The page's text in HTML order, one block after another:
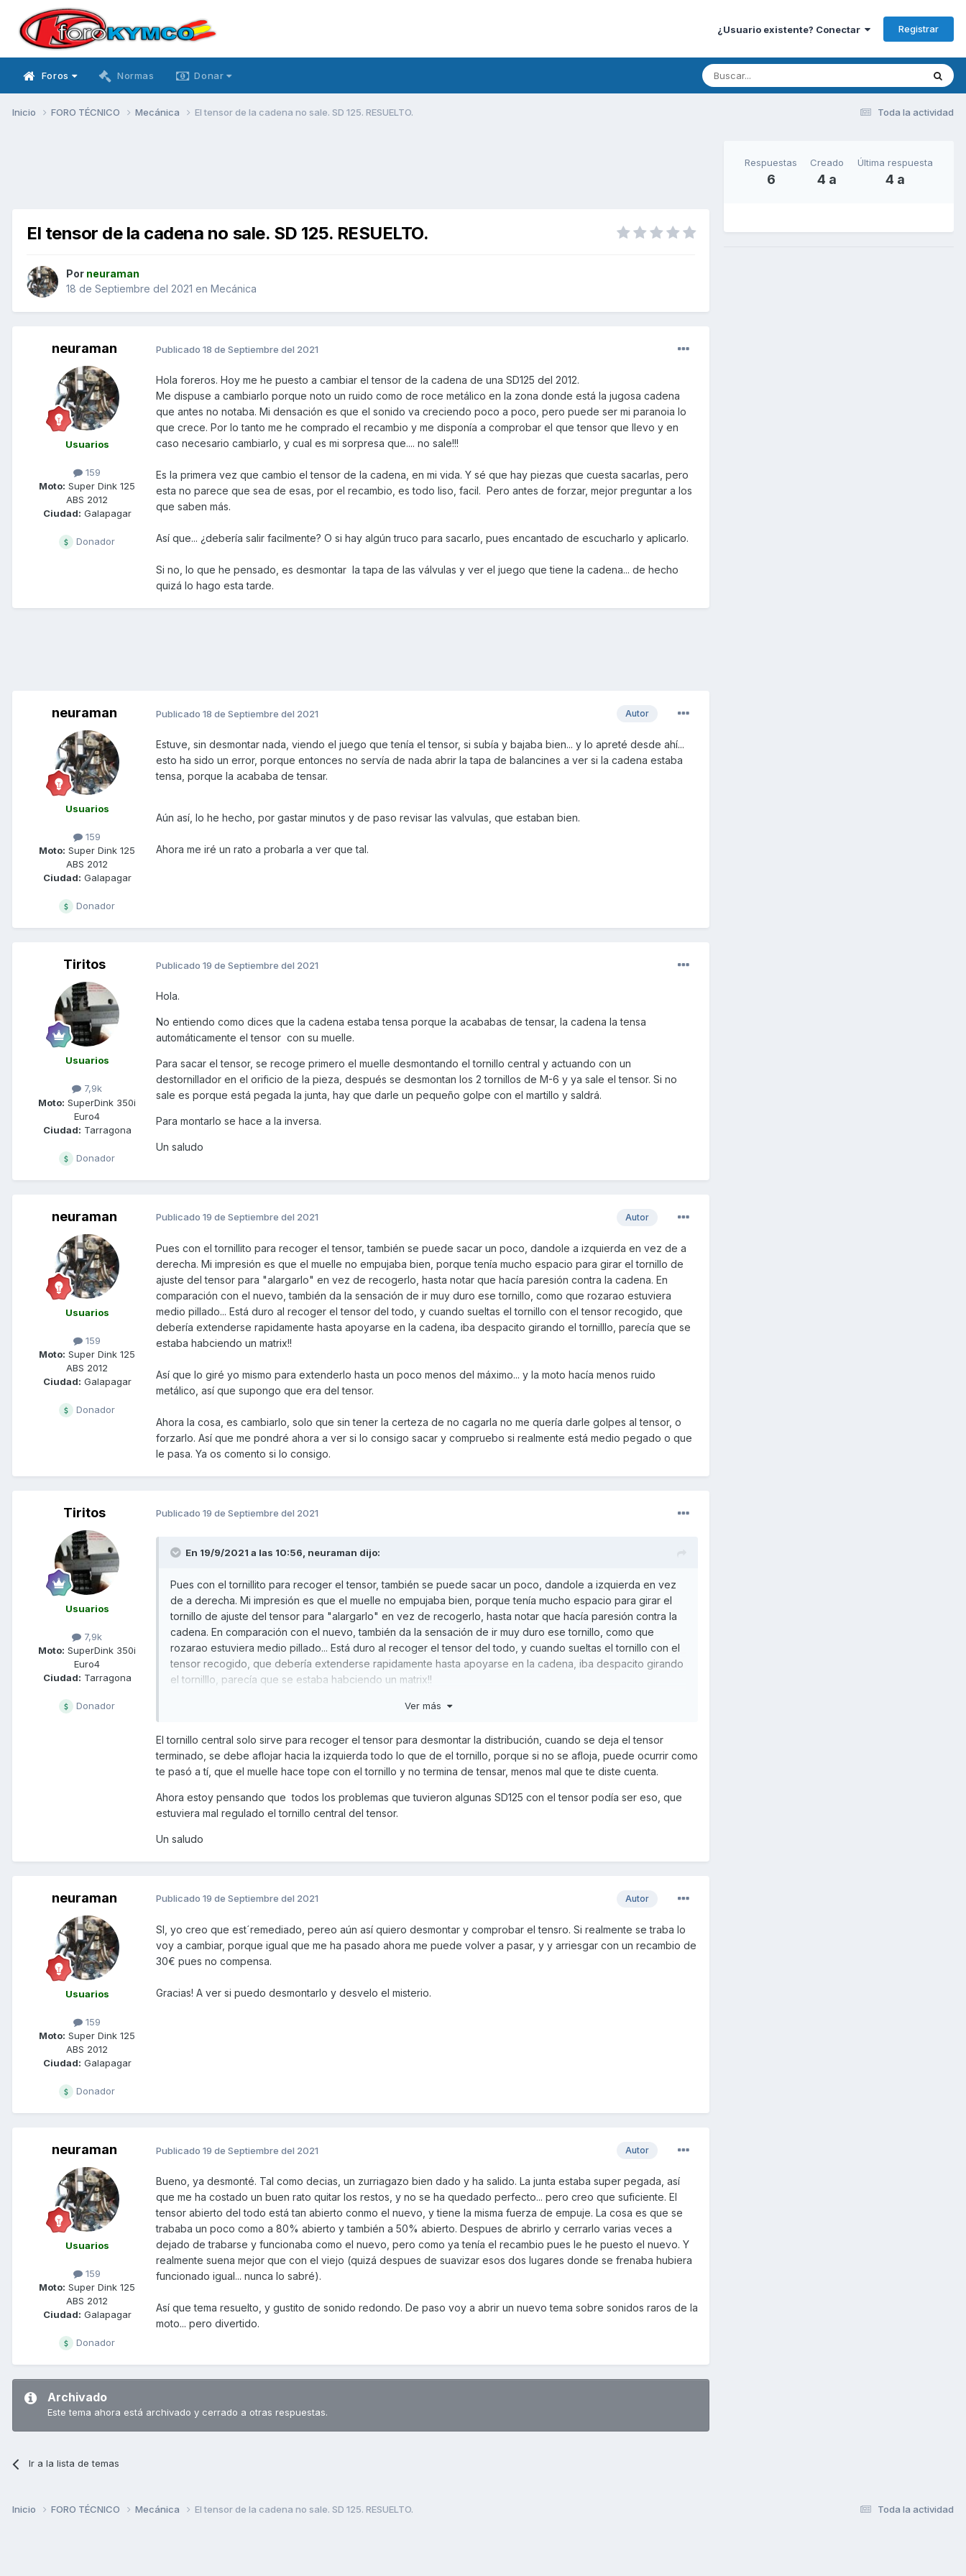
¿Usuario existente? Conectar Registrar
Foros Normas Donar
Toda la actividad
Inicio FORO TÉCNICO Mecánica El tensor de la cadena no sale. SD 125. RESUELTO.
El tensor de la cadena no sale. SD 125. RESUELTO.
Por neuraman
18 de Septiembre del 2021 en Mecánica
neuraman
Usuarios
159
Moto: Super Dink 125
ABS 2012
Ciudad: Galapagar
Donador
Publicado 18 de Septiembre del 2021
Hola foreros. Hoy me he puesto a cambiar el tensor de la cadena de una SD125 del 2012.
Me dispuse a cambiarlo porque noto un ruido como de roce metálico en la zona donde está la jugosa cadena
que antes no notaba. Mi densación es que el sonido va creciendo poco a poco, pero puede ser mi paranoia lo
que crece. Por lo tanto me he comprado el recambio y me disponía a comprobar el que tensor que llevo y en
caso necesario cambiarlo, y cual es mi sorpresa que.... no sale!!!
Es la primera vez que cambio el tensor de la cadena, en mi vida. Y sé que hay piezas que cuesta sacarlas, pero
esta no parece que sea de esas, por el recambio, es todo liso, facil. Pero antes de forzar, mejor preguntar a los
que saben más.
Así que... ¿debería salir facilmente? O si hay algún truco para sacarlo, pues encantado de escucharlo y aplicarlo.
Si no, lo que he pensado, es desmontar la tapa de las válvulas y ver el juego que tiene la cadena... de hecho
quizá lo hago esta tarde.
neuraman
Usuarios
159
Moto: Super Dink 125
ABS 2012
Ciudad: Galapagar
Donador
Autor
Publicado 18 de Septiembre del 2021
Estuve, sin desmontar nada, viendo el juego que tenía el tensor, si subía y bajaba bien... y lo apreté desde ahí...
esto ha sido un error, porque entonces no servía de nada abrir la tapa de balancines a ver si la cadena estaba
tensa, porque la acababa de tensar.
Aún así, lo he hecho, por gastar minutos y de paso revisar las valvulas, que estaban bien.
Ahora me iré un rato a probarla a ver que tal.
Tiritos
Usuarios
7,9k
Moto: SuperDink 350i
Euro4
Ciudad: Tarragona
Donador
Publicado 19 de Septiembre del 2021
Hola.
No entiendo como dices que la cadena estaba tensa porque la acababas de tensar, la cadena la tensa
automáticamente el tensor con su muelle.
Para sacar el tensor, se recoge primero el muelle desmontando el tornillo central y actuando con un
destornillador en el orificio de la pieza, después se desmontan los 2 tornillos de M-6 y ya sale el tensor. Si no
sale es porque está pegada la junta, hay que darle un pequeño golpe con el martillo y saldrá.
Para montarlo se hace a la inversa.
Un saludo
neuraman
Usuarios
159
Moto: Super Dink 125
ABS 2012
Ciudad: Galapagar
Donador
Autor
Publicado 19 de Septiembre del 2021
Pues con el tornillito para recoger el tensor, también se puede sacar un poco, dandole a izquierda en vez de a
derecha. Mi impresión es que el muelle no empujaba bien, porque tenía mucho espacio para girar el tornillo de
ajuste del tensor para "alargarlo" en vez de recogerlo, hasta notar que hacía paresión contra la cadena. En
comparación con el nuevo, también da la sensación de ir muy duro ese tornillo, como que rozarao estuviera
medio pillado... Está duro al recoger el tensor del todo, y cuando sueltas el tornillo con el tensor recogido, que
debería extenderse rapidamente hasta apoyarse en la cadena, iba despacito girando el tornilllo, parecía que se
estaba habciendo un matrix!!
Así que lo giré yo mismo para extenderlo hasta un poco menos del máximo... y la moto hacía menos ruido
metálico, así que supongo que era del tensor.
Ahora la cosa, es cambiarlo, solo que sin tener la certeza de no cagarla no me quería darle golpes al tensor, o
forzarlo. Así que me pondré ahora a ver si lo consigo sacar y compruebo si realmente está medio pegado o que
le pasa. Ya os comento si lo consigo.
Tiritos
Usuarios
7,9k
Moto: SuperDink 350i
Euro4
Ciudad: Tarragona
Donador
Publicado 19 de Septiembre del 2021
En 19/9/2021 a las 10:56, neuraman dijo:
Pues con el tornillito para recoger el tensor, también se puede sacar un poco, dandole a izquierda en vez
de a derecha. Mi impresión es que el muelle no empujaba bien, porque tenía mucho espacio para girar el
tornillo de ajuste del tensor para "alargarlo" en vez de recogerlo, hasta notar que hacía paresión contra la
cadena. En comparación con el nuevo, también da la sensación de ir muy duro ese tornillo, como que
rozarao estuviera medio pillado... Está duro al recoger el tensor del todo, y cuando sueltas el tornillo con el
tensor recogido, que debería extenderse rapidamente hasta apoyarse en la cadena, iba despacito girando
el tornilllo, parecía que se estaba habciendo un matrix!!
Así que lo giré yo mismo para extenderlo hasta un poco menos del máximo... y la moto hacía menos ruido
Ahora la cosa, es cambiarlo, solo que sin tener la certeza de no cagarla no me quería darle golpes al tensor,
o forzarlo. Así que me pondré ahora a ver si lo consigo sacar y compruebo si realmente está medio pegado
Ver más
El tornillo central solo sirve para recoger el tensor para desmontar la distribución, cuando se deja el tensor
terminado, se debe aflojar hacia la izquierda todo lo que de el tornillo, porque si no se afloja, puede ocurrir como
te pasó a tí, que el muelle hace tope con el tornillo y no termina de tensar, menos mal que te diste cuenta.
Ahora estoy pensando que todos los problemas que tuvieron algunas SD125 con el tensor podía ser eso, que
estuviera mal regulado el tornillo central del tensor.
Un saludo
neuraman
Usuarios
159
Moto: Super Dink 125
ABS 2012
Ciudad: Galapagar
Donador
Autor
Publicado 19 de Septiembre del 2021
SI, yo creo que est´remediado, pereo aún así quiero desmontar y comprobar el tensro. Si realmente se traba lo
voy a cambiar, porque igual que me ha pasado ahora me puede volver a pasar, y y arriesgar con un recambio de
30€ pues no compensa.
Gracias! A ver si puedo desmontarlo y desvelo el misterio.
neuraman
Usuarios
159
Moto: Super Dink 125
ABS 2012
Ciudad: Galapagar
Donador
Autor
Publicado 19 de Septiembre del 2021
Bueno, ya desmonté. Tal como decias, un zurriagazo bien dado y ha salido. La junta estaba super pegada, así
que me ha costado un buen rato quitar los restos, y no se ha quedado perfecto... pero creo que suficiente. El
tensor abierto del todo está tan abierto conmo el nuevo, y tiene la misma fuerza de empuje. La cosa es que se
trababa un poco como a 80% abierto y también a 50% abierto. Despues de abrirlo y cerrarlo varias veces a
dejado de trabarse y funcionaba como el nuevo, pero como ya tenía el recambio pues le he puesto el nuevo. Y
realmente suena mejor que con el viejo (quizá despues de suavizar esos dos lugares donde se frenaba hubiera
funcionado igual... nunca lo sabré).
Así que tema resuelto, y gustito de sonido redondo. De paso voy a abrir un nuevo tema sobre sonidos raros de la
moto... pero divertido.
Archivado
Este tema ahora está archivado y cerrado a otras respuestas.
Ir a la lista de temas
Respuestas
6
Creado
4 a
Última respuesta
4 a
Toda la actividad
Inicio FORO TÉCNICO Mecánica El tensor de la cadena no sale. SD 125. RESUELTO.